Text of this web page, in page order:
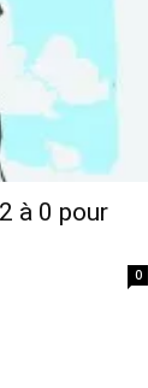
à 0 pour
0